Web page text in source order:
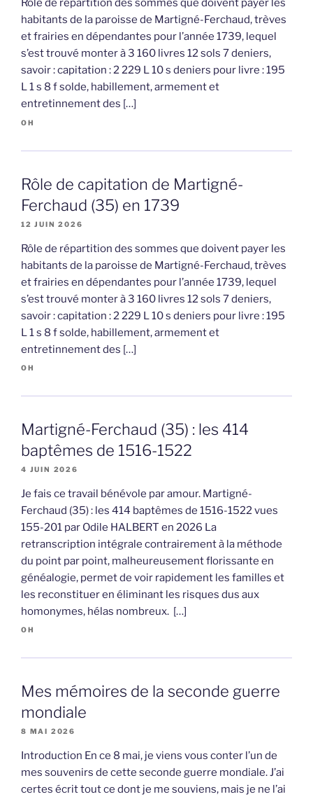
Rôle de répartition des sommes que doivent payer les
habitants de la paroisse de Martigné-Ferchaud, trèves
et frairies en dépendantes pour l’année 1739, lequel
s’est trouvé monter à 3 160 livres 12 sols 7 deniers,
savoir : capitation : 2 229 L 10 s deniers pour livre : 195
L 1 s 8 f solde, habillement, armement et
entretinnement des […]
OH
Rôle de capitation de Martigné-
Ferchaud (35) en 1739
12 JUIN 2026
Rôle de répartition des sommes que doivent payer les
habitants de la paroisse de Martigné-Ferchaud, trèves
et frairies en dépendantes pour l’année 1739, lequel
s’est trouvé monter à 3 160 livres 12 sols 7 deniers,
savoir : capitation : 2 229 L 10 s deniers pour livre : 195
L 1 s 8 f solde, habillement, armement et
entretinnement des […]
OH
Martigné-Ferchaud (35) : les 414
baptêmes de 1516-1522
4 JUIN 2026
Je fais ce travail bénévole par amour. Martigné-
Ferchaud (35) : les 414 baptêmes de 1516-1522 vues
155-201 par Odile HALBERT en 2026 La
retranscription intégrale contrairement à la méthode
du point par point, malheureusement florissante en
généalogie, permet de voir rapidement les familles et
les reconstituer en éliminant les risques dus aux
homonymes, hélas nombreux. […]
OH
Mes mémoires de la seconde guerre
mondiale
8 MAI 2026
Introduction En ce 8 mai, je viens vous conter l’un de
mes souvenirs de cette seconde guerre mondiale. J’ai
certes écrit tout ce dont je me souviens, mais je ne l’ai